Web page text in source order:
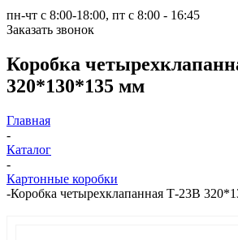
пн-чт c 8:00-18:00, пт с 8:00 - 16:45
Заказать звонок
Коробка
320*130*135 мм
Главная
-
Каталог
-
Картонные коробки
-Коробка четырехклапанная Т-23В